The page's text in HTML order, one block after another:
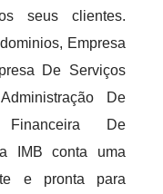
seus clientes.
Empresa
De Serviços
De
De
IMB conta uma
e pronta para